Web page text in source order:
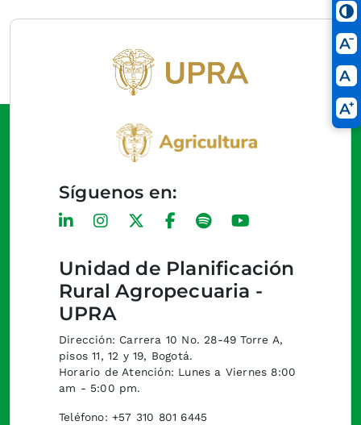
Unidad de Planificación
Rural Agropecuaria -
UPRA
Dirección: Carrera 10 No. 28-49 Torre A,
pisos 11, 12 y 19, Bogotá.
Horario de Atención: Lunes a Viernes 8:00
am - 5:00 pm.
Teléfono: +57 310 801 6445
Síguenos en: